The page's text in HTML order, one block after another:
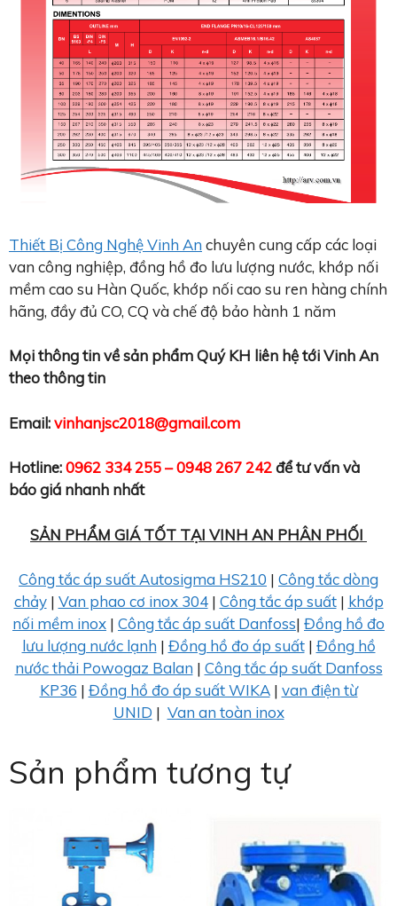
Thiết Bị Công Nghệ Vinh An chuyên cung cấp các loại
van công nghiệp, đồng hồ đo lưu lượng nước, khớp nối
mềm cao su Hàn Quốc, khớp nối cao su ren hàng chính
hãng, đầy đủ CO, CQ và chế độ bảo hành 1 năm
Mọi thông tin về sản phẩm Quý KH liên hệ tới Vinh An
theo thông tin
Email:vinhanjsc2018@gmail.com
Hotline:0962 334 255 – 0948 267 242để tư vấn và
báo giá nhanh nhất
SẢN PHẨM GIÁ TỐT TẠI VINH AN PHÂN PHỐI
Công tắc áp suất Autosigma HS210 | Công tắc dòng
chảy| Van phao cơ inox 304| Công tắc áp suất| khớp
nối mềm inox | Công tắc áp suất Danfoss| Đồng hồ đo
lưu lượng nước lạnh | Đồng hồ đo áp suất| Đồng hồ
nước thải Powogaz Balan | Công tắc áp suất Danfoss
KP36 | Đồng hồ đo áp suất WIKA| van điện từ
UNID | Van an toàn inox
Sản phẩm tương tự